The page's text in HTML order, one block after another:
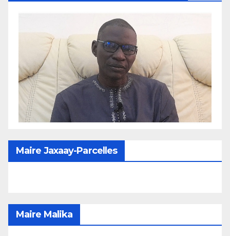
Maire Jaxaay-Parcelles
Maire Malika